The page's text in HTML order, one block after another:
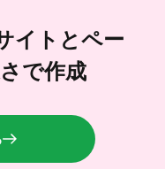
イトとペー
で作成